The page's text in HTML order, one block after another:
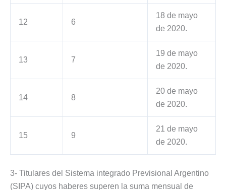
12 6
18 de mayo
de 2020.
13 7
19 de mayo
de 2020.
14 8
20 de mayo
de 2020.
15 9
21 de mayo
de 2020.
3- Titulares del Sistema integrado Previsional Argentino
(SIPA) cuyos haberes superen la suma mensual de